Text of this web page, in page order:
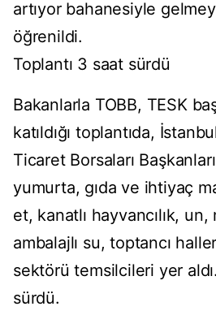
artıyor bahanesiyle
öğrenildi.
Toplantı 3 saat sürdü
Bakanlarla TOBB, TESK
katıldığı toplantıda,
Ticaret Borsaları
yumurta, gıda ve ihtiyaç
et, kanatlı hayvancılık,
ambalajlı su, toptancı
sektörü temsilcileri yer
sürdü.